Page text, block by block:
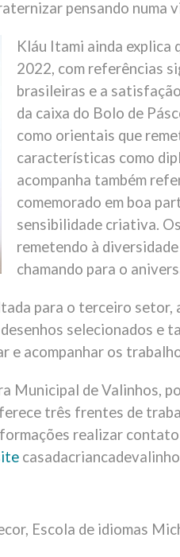
pensando numa
Kláu Itami ainda explica
2022, com referências
brasileiras e a
da caixa do Bolo de
como orientais que
características como
acompanha também
comemorado em boa
sensibilidade criativa.
remetendo à
chamando para o
para o terceiro
selecionados e
e acompanhar os
Municipal de Valinhos,
três frentes de
realizar
Escola de idiomas